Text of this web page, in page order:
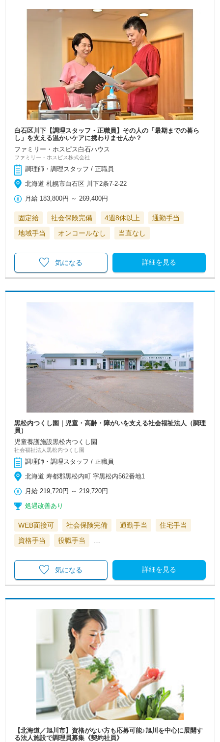
白石区川下【調理スタッフ・正職員】その人の「最期までの暮ら
し」を支える温かいケアに携わりませんか？
ファミリー・ホスピス白石ハウス
ファミリー・ホスピス株式会社
調理師・調理スタッフ / 正職員
北海道 札幌市白石区 川下2条7-2-22
月給 183,800円 ～ 269,400円
固定給 社会保険完備 4週8休以上
通勤手当
地域手当
オンコールなし 当直なし
詳細を見る
気になる
黒松内つくし園｜児童・高齢・障がいを支える社会福祉法人（調理
員）
児童養護施設黒松内つくし園
社会福祉法人黒松内つくし園
調理師・調理スタッフ / 正職員
北海道 寿都郡黒松内町 字黒松内562番地1
月給 219,720円 ～ 219,720円
処遇改善あり
WEB面接可 社会保険完備 通勤手当
住宅手当
資格手当
役職手当
詳細を見る
気になる
【北海道／旭川市】資格がない方も応募可能♪旭川を中心に展開す
る法人施設で調理員募集《契約社員》